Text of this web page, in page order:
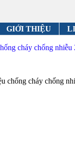
GIỚI THIỆU
cháy chống nhiễu
chống cháy chống